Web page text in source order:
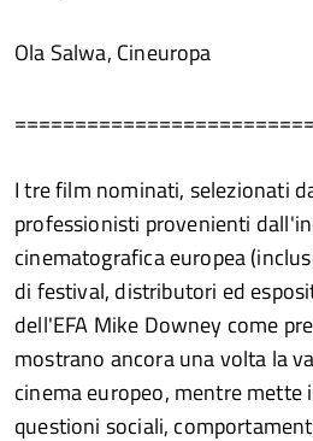
Ola Salwa, Cineuropa
I tre film nominati, selezionati
professionisti provenienti
cinematografica europea
di festival, distributori ed
dell'EFA Mike Downey come
mostrano ancora una volta la
cinema europeo, mentre mette
questioni sociali,